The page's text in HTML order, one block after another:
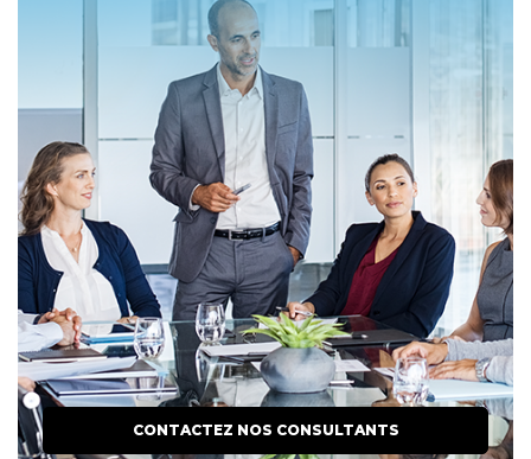
CONTACTEZ NOS CONSULTANTS